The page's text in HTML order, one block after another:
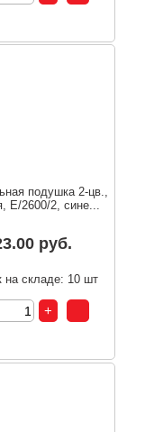
подушка 2-цв.,
E/2600/2, сине...
руб.
на складе: 10 шт